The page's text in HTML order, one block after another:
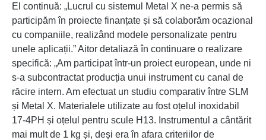
El continuă: „Lucrul cu sistemul Metal X ne-a permis să
participăm în proiecte finanțate și să colaborăm ocazional
cu companiile, realizând modele personalizate pentru
unele aplicații.” Aitor detaliază în continuare o realizare
specifică: „Am participat într-un proiect european, unde ni
s-a subcontractat producția unui instrument cu canal de
răcire intern. Am efectuat un studiu comparativ între SLM
și Metal X. Materialele utilizate au fost oțelul inoxidabil
17-4PH și oțelul pentru scule H13. Instrumentul a cântărit
mai mult de 1 kg și, deși era în afara criteriilor de